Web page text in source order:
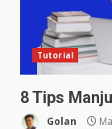
Tutorial
8 Tips
Golan